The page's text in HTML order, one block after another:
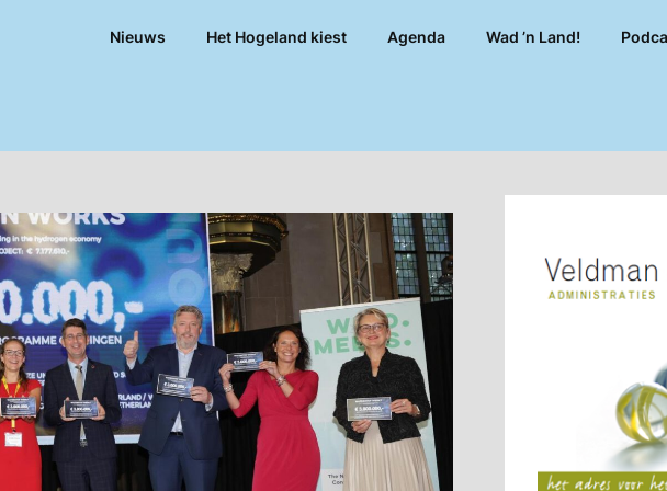
Nieuws Het Hogeland kiest Agenda Wad ’n Land!